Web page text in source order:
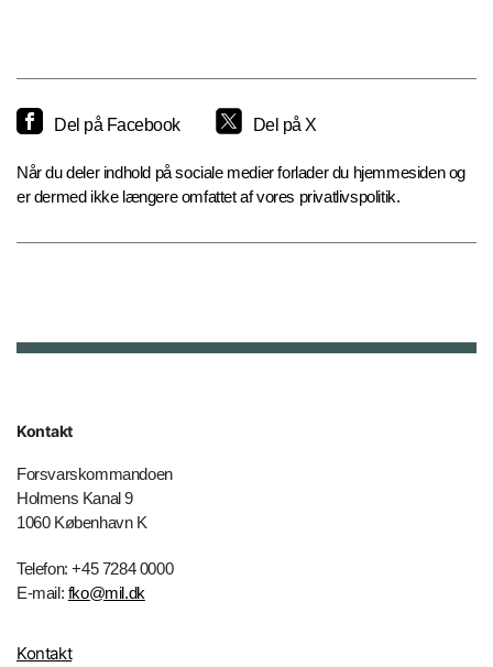
Del på Facebook Del på X
Når du deler indhold på sociale medier forlader du hjemmesiden og
er dermed ikke længere omfattet af vores privatlivspolitik.
Kontakt
Forsvarskommandoen
Holmens Kanal 9
1060 København K
Telefon: +45 7284 0000
E-mail: fko@mil.dk
Kontakt